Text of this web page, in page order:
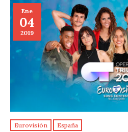
Ene
04
2019
Eurovisión España